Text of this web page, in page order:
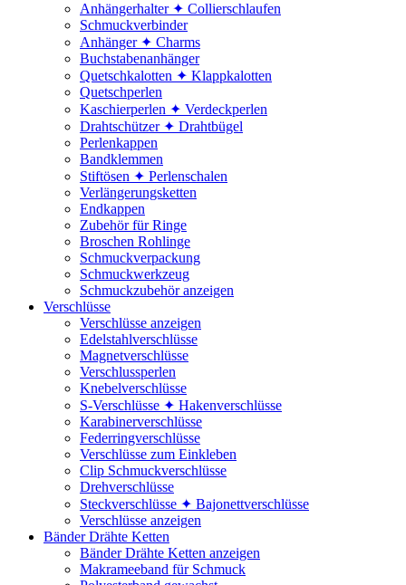
Anhängerhalter ✦ Collierschlaufen
Schmuckverbinder
Anhänger ✦ Charms
Buchstabenanhänger
Quetschkalotten ✦ Klappkalotten
Quetschperlen
Kaschierperlen ✦ Verdeckperlen
Drahtschützer ✦ Drahtbügel
Perlenkappen
Bandklemmen
Stiftösen ✦ Perlenschalen
Verlängerungsketten
Endkappen
Zubehör für Ringe
Broschen Rohlinge
Schmuckverpackung
Schmuckwerkzeug
Schmuckzubehör anzeigen
Verschlüsse
Verschlüsse anzeigen
Edelstahlverschlüsse
Magnetverschlüsse
Verschlussperlen
Knebelverschlüsse
S-Verschlüsse ✦ Hakenverschlüsse
Karabinerverschlüsse
Federringverschlüsse
Verschlüsse zum Einkleben
Clip Schmuckverschlüsse
Drehverschlüsse
Steckverschlüsse ✦ Bajonettverschlüsse
Verschlüsse anzeigen
Bänder Drähte Ketten
Bänder Drähte Ketten anzeigen
Makrameeband für Schmuck